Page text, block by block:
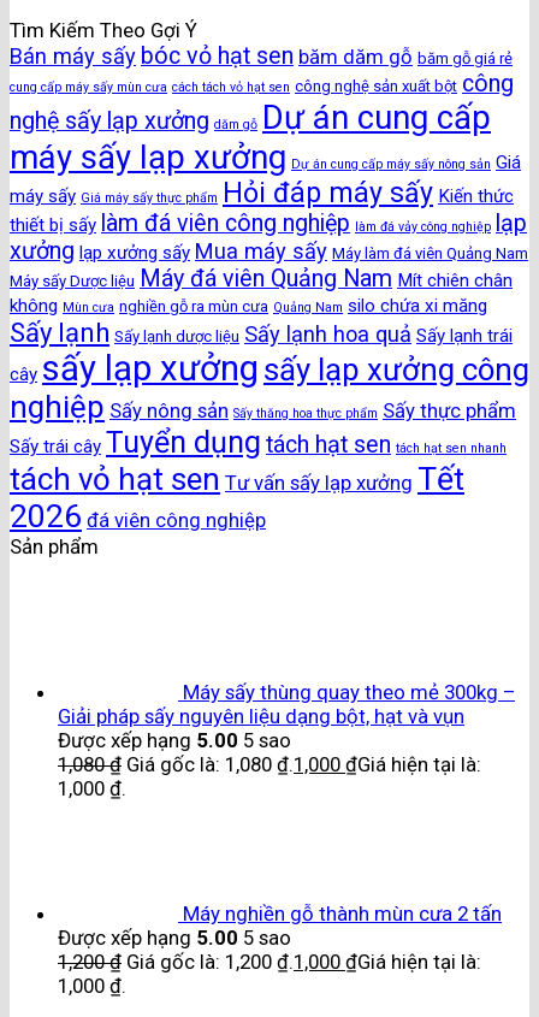
Tìm Kiếm Theo Gợi Ý
Bán máy sấy bóc vỏ hạt sen băm dăm gỗ băm gỗ giá rẻ
cung cấp máy sấy mùn cưa cách tách vỏ hạt sen công nghệ sản xuất bột công
nghệ sấy lạp xưởng dăm gỗ Dự án cung cấp
máy sấy lạp xưởng Dự án cung cấp máy sấy nông sản Giá
máy sấy Giá máy sấy thực phẩm Hỏi đáp máy sấy Kiến thức
thiết bị sấy làm đá viên công nghiệp làm đá vảy công nghiệp
lạp
xưởng lạp xưởng sấy Mua máy sấy Máy làm đá viên Quảng Nam
Máy sấy Dược liệu Máy đá viên Quảng Nam Mít chiên chân
không Mùn cưa nghiền gỗ ra mùn cưa Quảng Nam silo chứa xi măng
Sấy lạnh Sấy lạnh dược liệu Sấy lạnh hoa quả Sấy lạnh trái
cây sấy lạp xưởng sấy lạp xưởng công
nghiệp Sấy nông sản Sấy thăng hoa thực phẩm Sấy thực phẩm
Sấy trái cây Tuyển dụng tách hạt sen tách hạt sen nhanh
tách vỏ hạt sen Tư vấn sấy lạp xưởng Tết
2026 đá viên công nghiệp
Sản phẩm
Máy sấy thùng quay theo mẻ 300kg –
Giải pháp sấy nguyên liệu dạng bột, hạt và vụn
Được xếp hạng 5.00 5 sao
1,080₫ Giá gốc là: 1,080 ₫.1,000 ₫Giá hiện tại là:
1,000 ₫.
Máy nghiền gỗ thành mùn cưa 2 tấn
Được xếp hạng 5.00 5 sao
1,200₫ Giá gốc là: 1,200 ₫.1,000 ₫Giá hiện tại là:
1,000 ₫.